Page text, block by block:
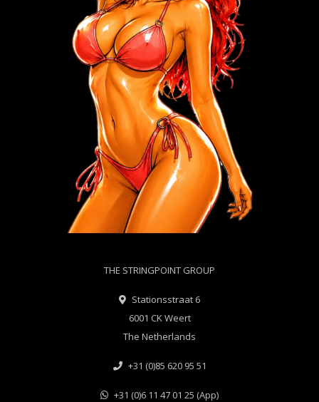
THE STRINGPOINT GROUP
Stationsstraat 6
6001 CK Weert
The Netherlands
+31 (0)85 620 95 51
+31 (0)6 11 47 01 25 (App)